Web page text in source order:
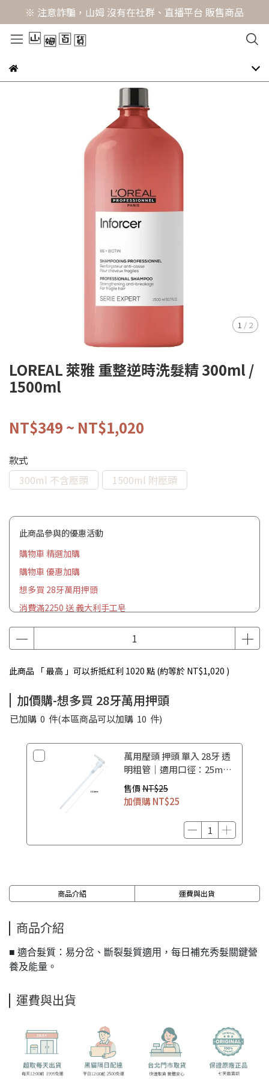
※ 注意詐騙，山姆 沒有在社群、直播平台 販售商品
1 / 2
LOREAL 萊雅 重整逆時洗髮精 300ml /
1500ml
NT$349 ~ NT$1,020
款式
300ml 不含壓頭
1500ml 附壓頭
此商品參與的優惠活動
購物車 精選加購
購物車 優惠加購
想多買 28牙萬用押頭
消費滿2250 送 義大利手工皂
此商品 「 最高 」可以折抵紅利 1020 點 (約等於 NT$1,020 )
加價購-想多買 28牙萬用押頭
已加購 0 件(本區商品可以加購 10 件)
萬用壓頭 押頭 單入 28牙 透
明粗管｜適用口徑：25mm
｜ 洗髮精壓頭 護髮素壓頭
售價 NT$25
加價購NT$25
商品介紹 運費與出貨
商品介紹
■ 適合髮質：易分岔、斷裂髮質適用，每日補充秀髮關鍵營
養及能量。
運費與出貨